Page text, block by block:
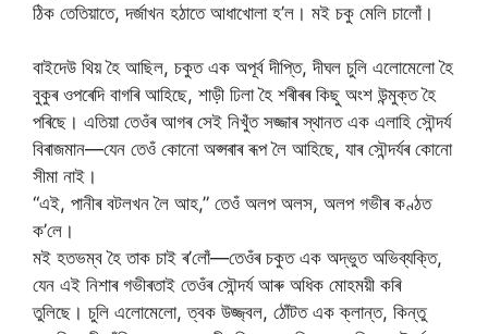
ঠিক তেতিয়াতে, দৰ্জাখন হঠাতে আধাখোলা হ’ল। মই চকু মেলি চালোঁ।
বাইদেউ থিয় হৈ আছিল, চকুত এক অপূৰ্ব দীপ্তি, দীঘল চুলি এলোমেলো হৈ
বুকুৰ ওপৰেদি বাগৰি আহিছে, শাড়ী ঢিলা হৈ শৰীৰৰ কিছু অংশ উন্মুক্ত হৈ
পৰিছে। এতিয়া তেওঁৰ আগৰ সেই নিখুঁত সজ্জাৰ স্থানত এক এলাহি সৌন্দৰ্য
বিৰাজমান—যেন তেওঁ কোনো অপ্সৰাৰ ৰূপ লৈ আহিছে, যাৰ সৌন্দৰ্যৰ কোনো
সীমা নাই।
“এই, পানীৰ বটলখন লৈ আহ,” তেওঁ অলপ অলস, অলপ গভীৰ কণ্ঠত
ক’লে।
মই হতভম্ব হৈ তাক চাই ৰ’লোঁ—তেওঁৰ চকুত এক অদ্ভুত অভিব্যক্তি,
যেন এই নিশাৰ গভীৰতাই তেওঁৰ সৌন্দৰ্য আৰু অধিক মোহময়ী কৰি
তুলিছে। চুলি এলোমেলো, ত্বক উজ্জ্বল, ঠোঁটত এক ক্লান্ত, কিন্তু